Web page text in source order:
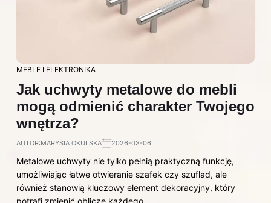
MEBLE I ELEKTRONIKA
Jak uchwyty metalowe do mebli
mogą odmienić charakter Twojego
wnętrza?
AUTOR:MARYSIA OKULSKA 2026-03-06
Metalowe uchwyty nie tylko pełnią praktyczną funkcję,
umożliwiając łatwe otwieranie szafek czy szuflad, ale
również stanowią kluczowy element dekoracyjny, który
potrafi zmienić oblicze każdego…